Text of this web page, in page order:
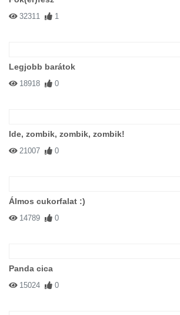
32311 1
Legjobb barátok
18918 0
Ide, zombik, zombik, zombik!
21007 0
Álmos cukorfalat :)
14789 0
Panda cica
15024 0